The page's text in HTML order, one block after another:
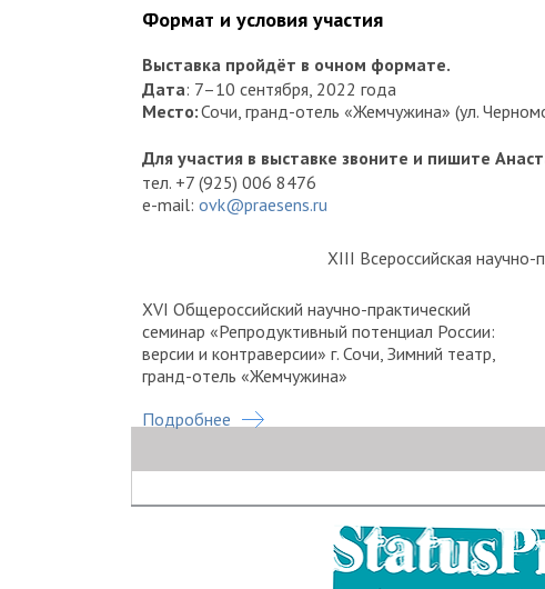
Формат и условия участия
Выставка пройдёт в очном формате.
Дата: 7–10 сентября, 2022 года
Место:Сочи, гранд-отель «Жемчужина» (ул.
Для участия в выставке звоните и пишите
тел. +7 (925) 006 8476
e-mail: ovk@praesens.ru
ХIII Всероссийская научно-
XVI Общероссийский научно-практический
семинар «Репродуктивный потенциал России:
версии и контраверсии» г. Сочи, Зимний театр,
гранд-отель «Жемчужина»
Подробнее